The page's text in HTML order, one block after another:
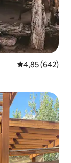
Середня
4,85 (642)